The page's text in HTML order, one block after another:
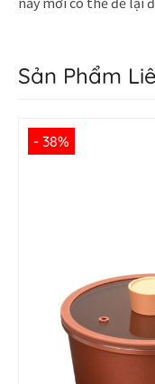
Sản Phẩm
- 38%